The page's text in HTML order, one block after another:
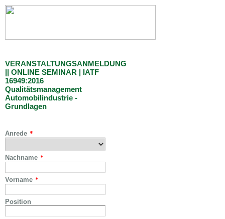
VERANSTALTUNGSANMELDUNG
|| ONLINE SEMINAR | IATF
16949:2016
Qualitätsmanagement
Automobilindustrie -
Grundlagen
Anrede *
Nachname *
Vorname *
Position